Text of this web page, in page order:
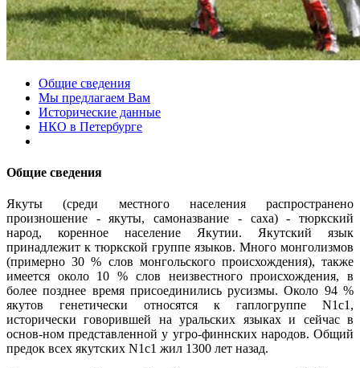
Общие сведения
Мы предлагаем Вам
Исторические данные
НКО в Петербурге
Общие сведения
Якуты (среди местного населения распространено
произношение - якуты, самоназвание - саха) - тюркский
народ, коренное население Якутии. Якутский язык
принадлежит к тюркской группе языков. Много монголизмов
(примерно 30 % слов монгольского происхождения), также
имеется около 10 % слов неизвестного происхождения, в
более позднее время присоединились русизмы. Около 94 %
якутов генетически относятся к гаплогруппе N1c1,
исторически говорившей на уральских языках и сейчас в
основ-ном представленной у угро-финнских народов. Общий
предок всех якутских N1c1 жил 1300 лет назад.